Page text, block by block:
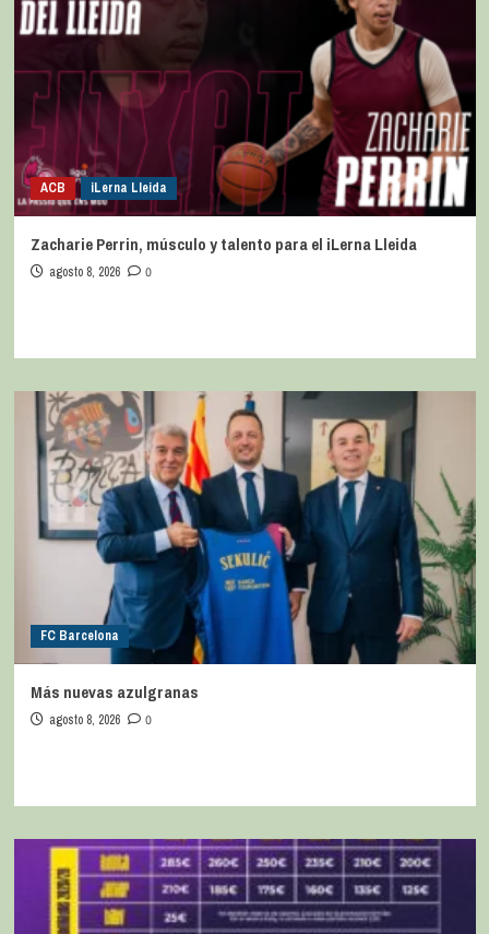
ACB iLerna Lleida
Zacharie Perrin, músculo y talento para el iLerna Lleida
agosto 8, 2026 0
FC Barcelona
Más nuevas azulgranas
agosto 8, 2026 0